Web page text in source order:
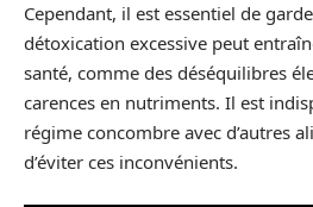
Cependant, il est essentiel de
détoxication excessive peut
santé, comme des déséquilibres
carences en nutriments. Il est
régime concombre avec d’autres
d’éviter ces inconvénients.